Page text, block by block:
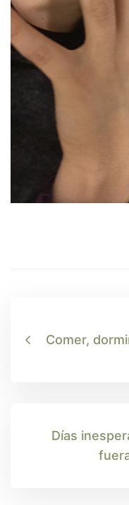
Comer,
Días